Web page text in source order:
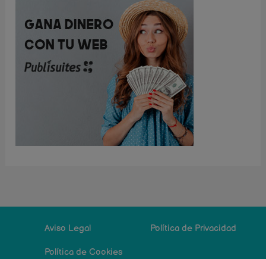
Aviso Legal Política de Privacidad
Política de Cookies